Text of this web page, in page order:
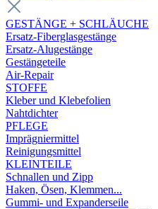
GESTÄNGE + SCHLÄUCHE
Ersatz-Fiberglasgestänge
Ersatz-Alugestänge
Gestängeteile
Air-Repair
STOFFE
Kleber und Klebefolien
Nahtdichter
PFLEGE
Imprägniermittel
Reinigungsmittel
KLEINTEILE
Schnallen und Zipp
Haken, Ösen, Klemmen...
Gummi- und Expanderseile